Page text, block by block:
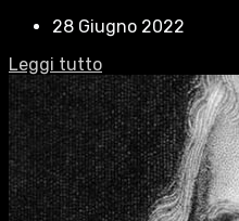
28 Giugno 2022
Leggi tutto